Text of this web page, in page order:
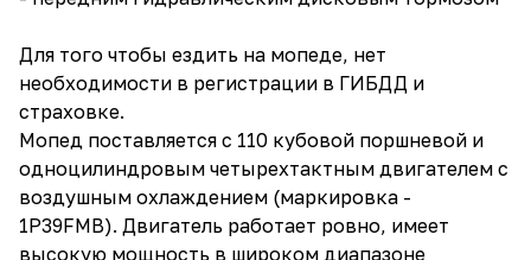
Для того чтобы ездить на мопеде, нет
необходимости в регистрации в ГИБДД и
страховке.
Мопед поставляется с 110 кубовой поршневой и
одноцилиндровым четырехтактным двигателем с
воздушным охлаждением (маркировка -
1P39FMB). Двигатель работает ровно, имеет
высокую мощность в широком диапазоне